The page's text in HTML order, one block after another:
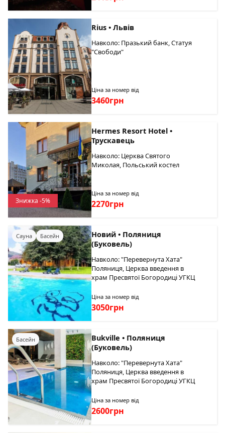
Rius • Львів
Навколо: Празький банк, Статуя
"Свободи"
Ціна за номер від
3460грн
Знижка -5%
Hermes Resort Hotel •
Трускавець
Навколо: Церква Святого
Миколая, Польський костел
Ціна за номер від
2270грн
Сауна Басейн
Новий • Поляниця
(Буковель)
Навколо: "Перевернута Хата"
Поляниця, Церква введення в
храм Пресвятої Богородиці УГКЦ
Ціна за номер від
3050грн
Басейн
Bukville • Поляниця
(Буковель)
Навколо: "Перевернута Хата"
Поляниця, Церква введення в
храм Пресвятої Богородиці УГКЦ
Ціна за номер від
2600грн